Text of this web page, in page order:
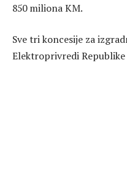
850 miliona KM.
Sve tri koncesije za
Elektroprivredi Republike